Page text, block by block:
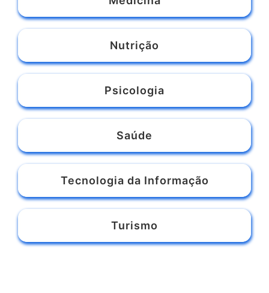
História
Humanidades e Ciências Sociais
MBA
Medicina
Nutrição
Psicologia